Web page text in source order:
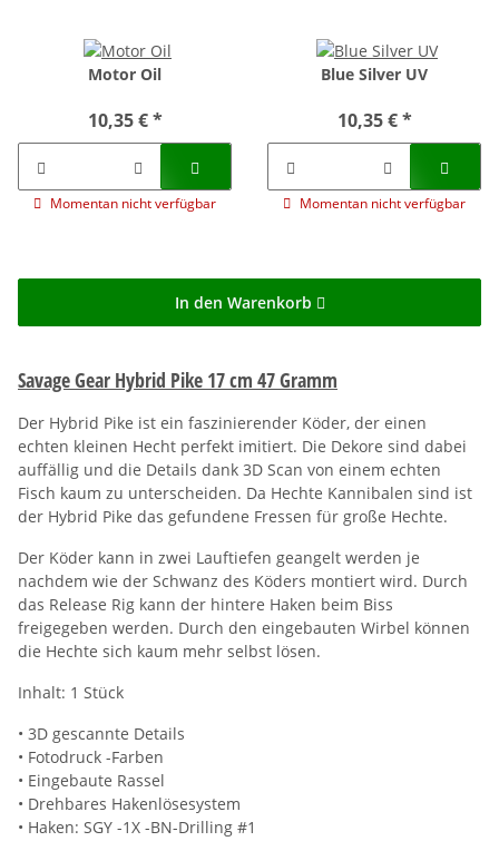
Motor Oil
10,35 €*
Momentan nicht verfügbar
Blue Silver UV
10,35 €*
Momentan nicht verfügbar
In den Warenkorb
Savage Gear Hybrid Pike 17 cm 47 Gramm
Der Hybrid Pike ist ein faszinierender Köder, der einen
echten kleinen Hecht perfekt imitiert. Die Dekore sind dabei
auffällig und die Details dank 3D Scan von einem echten
Fisch kaum zu unterscheiden. Da Hechte Kannibalen sind ist
der Hybrid Pike das gefundene Fressen für große Hechte.
Der Köder kann in zwei Lauftiefen geangelt werden je
nachdem wie der Schwanz des Köders montiert wird. Durch
das Release Rig kann der hintere Haken beim Biss
freigegeben werden. Durch den eingebauten Wirbel können
die Hechte sich kaum mehr selbst lösen.
Inhalt: 1 Stück
• 3D gescannte Details
• Fotodruck -Farben
• Eingebaute Rassel
• Drehbares Hakenlösesystem
• Haken: SGY -1X -BN-Drilling #1